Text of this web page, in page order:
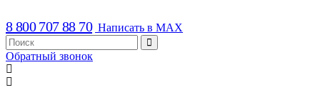
8 800 707 88 70 Написать в MAX
Обратный звонок